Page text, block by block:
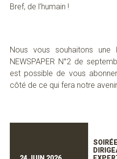
Bref, de l’humain !
Nous vous souhaitons une
NEWSPAPER N°2 de
est possible de vous
côté de ce qui fera notre